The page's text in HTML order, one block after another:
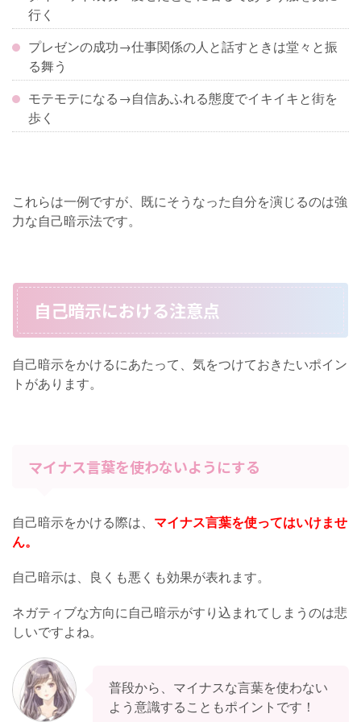
行く
プレゼンの成功→仕事関係の人と話すときは堂々と振
る舞う
モテモテになる→自信あふれる態度でイキイキと街を
歩く
これらは一例ですが、既にそうなった自分を演じるのは強
力な自己暗示法です。
自己暗示における注意点
自己暗示をかけるにあたって、気をつけておきたいポイン
トがあります。
マイナス言葉を使わないようにする
自己暗示をかける際は、 マイナス言葉を使ってはいけませ
ん。
自己暗示は、良くも悪くも効果が表れます。
ネガティブな方向に自己暗示がすり込まれてしまうのは悲
しいですよね。
普段から、マイナスな言葉を使わない
よう意識することもポイントです！